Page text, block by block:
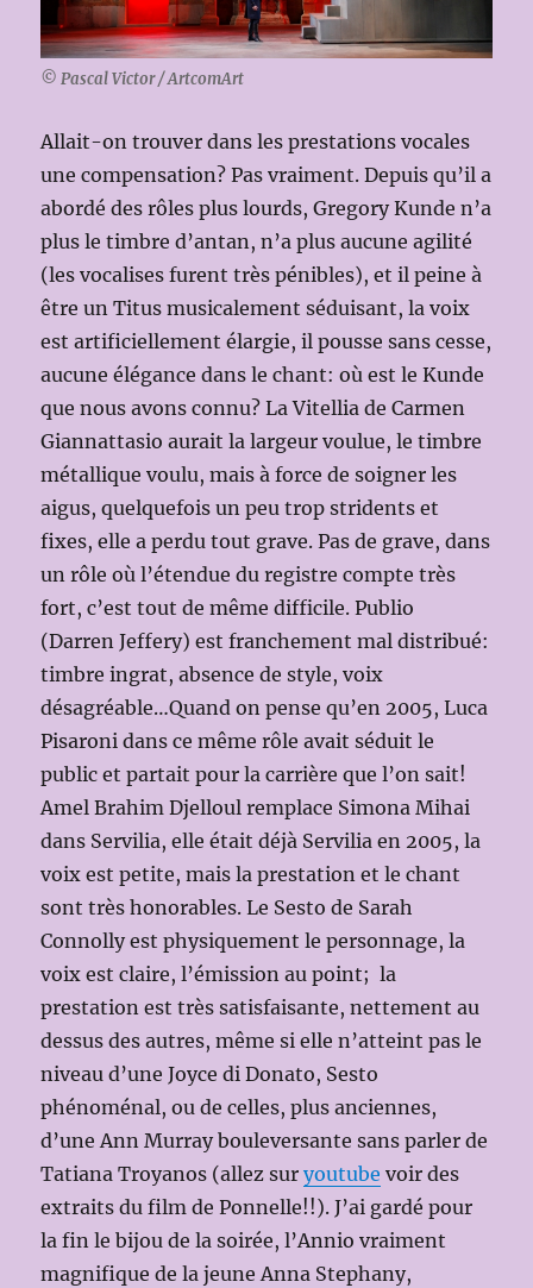
© Pascal Victor / ArtcomArt
Allait-on trouver dans les prestations vocales
une compensation? Pas vraiment. Depuis qu’il a
abordé des rôles plus lourds, Gregory Kunde n’a
plus le timbre d’antan, n’a plus aucune agilité
(les vocalises furent très pénibles), et il peine à
être un Titus musicalement séduisant, la voix
est artificiellement élargie, il pousse sans cesse,
aucune élégance dans le chant: où est le Kunde
que nous avons connu? La Vitellia de Carmen
Giannattasio aurait la largeur voulue, le timbre
métallique voulu, mais à force de soigner les
aigus, quelquefois un peu trop stridents et
fixes, elle a perdu tout grave. Pas de grave, dans
un rôle où l’étendue du registre compte très
fort, c’est tout de même difficile. Publio
(Darren Jeffery) est franchement mal distribué:
timbre ingrat, absence de style, voix
désagréable…Quand on pense qu’en 2005, Luca
Pisaroni dans ce même rôle avait séduit le
public et partait pour la carrière que l’on sait!
Amel Brahim Djelloul remplace Simona Mihai
dans Servilia, elle était déjà Servilia en 2005, la
voix est petite, mais la prestation et le chant
sont très honorables. Le Sesto de Sarah
Connolly est physiquement le personnage, la
voix est claire, l’émission au point; la
prestation est très satisfaisante, nettement au
dessus des autres, même si elle n’atteint pas le
niveau d’une Joyce di Donato, Sesto
phénoménal, ou de celles, plus anciennes,
d’une Ann Murray bouleversante sans parler de
Tatiana Troyanos (allez suryoutube voir des
extraits du film de Ponnelle!!). J’ai gardé pour
la fin le bijou de la soirée, l’Annio vraiment
magnifique de la jeune Anna Stephany,